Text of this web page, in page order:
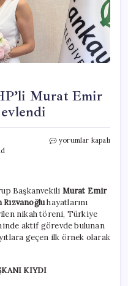
Murat Emir
TBMM’de
Emir
ile
Evrim
Rızvanoğlu
evlendi
yorumlar kapalı
Başkanvekili Murat Emir
hayatlarını
nikah töreni, Türkiye
aktif görevde bulunan
geçen ilk örnek olarak
KIYDI